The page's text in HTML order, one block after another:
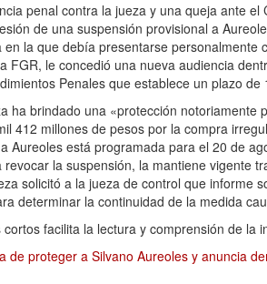
penal contra la jueza y una queja ante
de una suspensión provisional a
la que debía presentarse personalmente
FGR, le concedió una nueva audiencia
Penales que establece un plazo de
ha brindado una «protección notoriamente
412 millones de pesos por la compra
Aureoles está programada para el 20 de
la suspensión, la mantiene vigente
solicitó a la jueza de control que informe
determinar la continuidad de la medida
facilita la lectura y comprensión de la
de proteger a Silvano Aureoles y anuncia